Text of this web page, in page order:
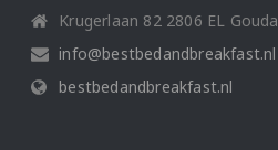
Krugerlaan 82 2806 EL Gouda
info@bestbedandbreakfast.nl
bestbedandbreakfast.nl